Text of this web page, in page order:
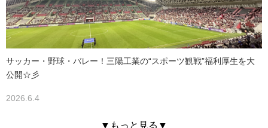
サッカー・野球・バレー！三陽工業の“スポーツ観戦”福利厚生を大
公開☆彡
2026.6.4
▼もっと見る▼